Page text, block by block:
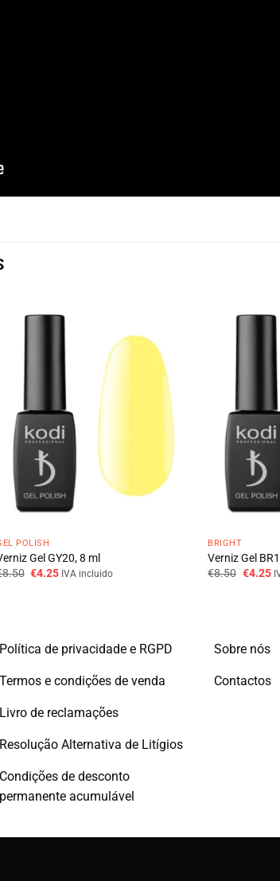
POLISH
Gel GY20, 8 ml
8.50 O
€4.25OIVA incluido
BRIGHT
Verniz Gel
€8.50 O
€4.25O
Política de privacidade e RGPD
Termos e condições de venda
Livro de reclamações
Resolução Alternativa de Litígios
Condições de desconto
permanente acumulável
Sobre nós
Contactos